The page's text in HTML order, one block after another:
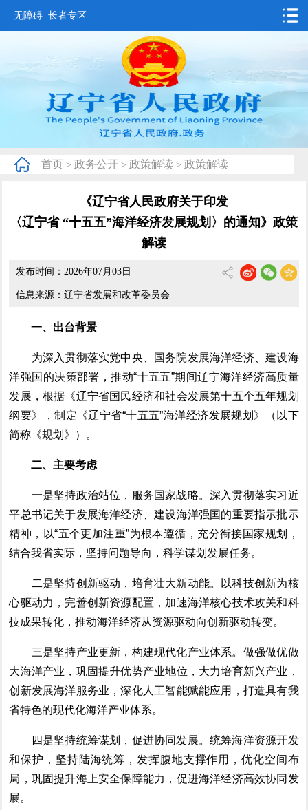
无障碍 长者专区
要闻动态
政务公开
互动交流
首页 > 政务公开 > 政策解读 > 政策解读
《辽宁省人民政府关于印发
〈辽宁省 “十五五”海洋经济发展规划〉的通知》政策
解读
发布时间：2026年07月03日
信息来源：辽宁省发展和改革委员会
一、出台背景
为深入贯彻落实党中央、国务院发展海洋经济、建设海
洋强国的决策部署，推动“十五五”期间辽宁海洋经济高质量
发展，根据《辽宁省国民经济和社会发展第十五个五年规划
纲要》，制定 《辽宁省“十五五”海洋经济发展规划》（以下
简称《规划》）。
二、主要考虑
一是坚持政治站位，服务国家战略。深入贯彻落实习近
平总书记关于发展海洋经济、建设海洋强国的重要指示批示
精神，以“五个更加注重”为根本遵循，充分衔接国家规划，
结合我省实际，坚持问题导向，科学谋划发展任务。
二是坚持创新驱动，培育壮大新动能。
以科技创新为核
心驱动力，完善创新资源配置，加速海洋核心技术攻关和科
技成果转化，推动海洋经济从资源驱动向创新驱动转变。
三是坚持产业更新，构建现代化产业体系。 做强做优做
大海洋产业，巩固提升优势产业地位，大力培育新兴产业，
创新发展海洋服务业，深化人工智能赋能应用， 打造具有我
省特色的现代化海洋产业体系。
四是坚持统筹谋划，促进协同发展。统筹海洋资源开发
和保护， 坚持陆海统筹， 发挥腹地支撑作用，优化空间布
局 ，巩固提升海上安全保障能力，促进海洋经济高效协同发
展。